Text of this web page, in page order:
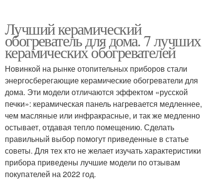
Лучший керамический
обогреватель для дома. 7 лучших
керамических обогревателей
Новинкой на рынке отопительных приборов стали
энергосберегающие керамические обогреватели для
дома. Эти модели отличаются эффектом «русской
печки»: керамическая панель нагревается медленнее,
чем масляные или инфракрасные, и так же медленно
остывает, отдавая тепло помещению. Сделать
правильный выбор помогут приведенные в статье
советы. Для тех кто не желает изучать характеристики
прибора приведены лучшие модели по отзывам
покупателей на 2022 год.